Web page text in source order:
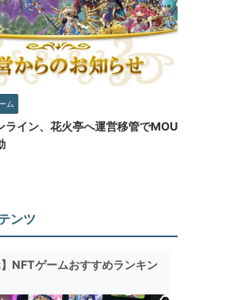
ム
ライン、花火亭へ運営移管でMOU
ンツ
】NFTゲームおすすめランキン